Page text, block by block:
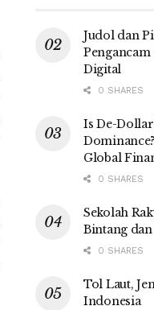
Judol dan
Digital
0 SHARES
Is De-
Global
0 SHARES
Sekolah
Bintang
0 SHARES
Tol Laut,
Indonesia